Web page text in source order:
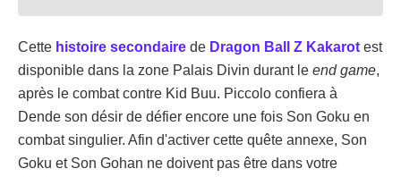
Cette histoire secondaire de Dragon Ball Z Kakarot est
disponible dans la zone Palais Divin durant le end game,
après le combat contre Kid Buu. Piccolo confiera à
Dende son désir de défier encore une fois Son Goku en
combat singulier. Afin d'activer cette quête annexe, Son
Goku et Son Gohan ne doivent pas être dans votre